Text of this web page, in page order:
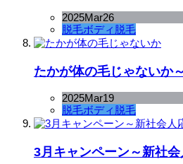
2025Mar26
脱毛ボディ脱毛
たかが体の毛じゃないか
2025Mar19
脱毛ボディ脱毛
3月キャンペーン～新社会